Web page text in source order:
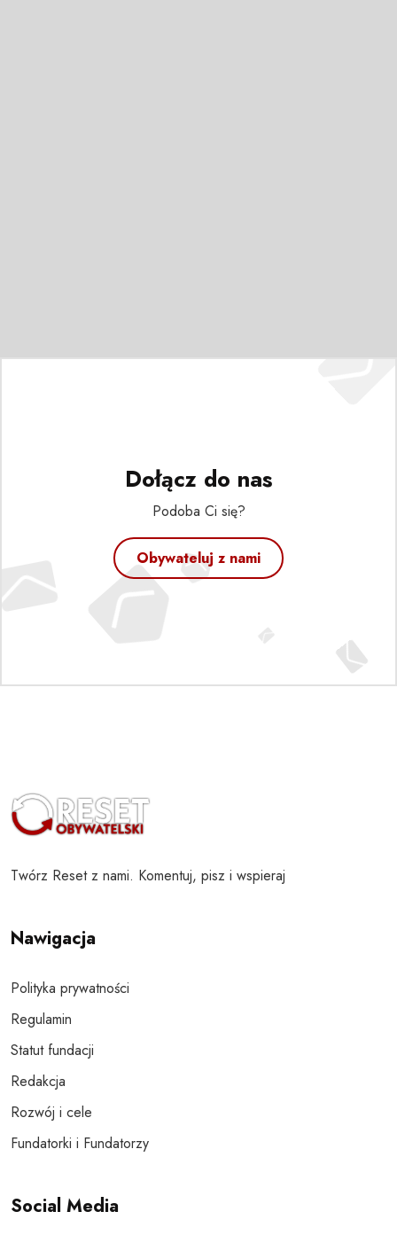
Dołącz do nas
Podoba Ci się?
Obywateluj z nami
Twórz Reset z nami. Komentuj, pisz i wspieraj
Nawigacja
Polityka prywatności
Regulamin
Statut fundacji
Redakcja
Rozwój i cele
Fundatorki i Fundatorzy
Social Media